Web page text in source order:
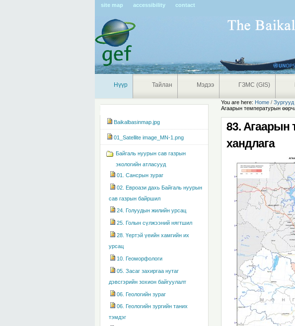
site map accessibility contact
Нүүр Тайлан Мэдээ ГЗМС (GIS)
You are here: Home /Зургууд
Агаарын температурын
83. Агаарын
хандлага
Baikalbasinmap.jpg
01_Satellite image_MN-1.png
Байгаль нуурын сав газрын
экологийн атласууд
01. Сансрын зураг
02. Евроази дахь Байгаль нуурын
сав газрын байршил
24. Голуудын жилийн урсац
25. Голын сүлжээний нягтшил
28. Үертэй үеийн хамгийн их
урсац
10. Геоморфологи
05. Засаг захиргаа нутаг
дэвсгэрийн зохион байгуулалт
06. Геологийн зураг
06. Геологийн зургийн таних
тэмдэг